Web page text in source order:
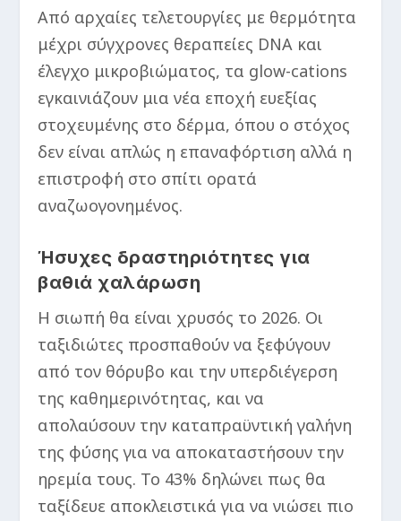
Από αρχαίες τελετουργίες με θερμότητα
μέχρι σύγχρονες θεραπείες DNA και
έλεγχο μικροβιώματος, τα glow-cations
εγκαινιάζουν μια νέα εποχή ευεξίας
στοχευμένης στο δέρμα, όπου ο στόχος
δεν είναι απλώς η επαναφόρτιση αλλά η
επιστροφή στο σπίτι ορατά
αναζωογονημένος.
Ήσυχες δραστηριότητες για
βαθιά χαλάρωση
Η σιωπή θα είναι χρυσός το 2026. Οι
ταξιδιώτες προσπαθούν να ξεφύγουν
από τον θόρυβο και την υπερδιέγερση
της καθημερινότητας, και να
απολαύσουν την καταπραϋντική γαλήνη
της φύσης για να αποκαταστήσουν την
ηρεμία τους. Το 43% δηλώνει πως θα
ταξίδευε αποκλειστικά για να νιώσει πιο